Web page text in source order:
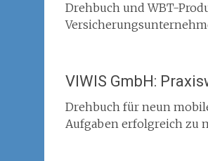
Drehbuch und WBT-
VIWIS GmbH:
Drehbuch für neun
Aufgaben erfolgreich zu